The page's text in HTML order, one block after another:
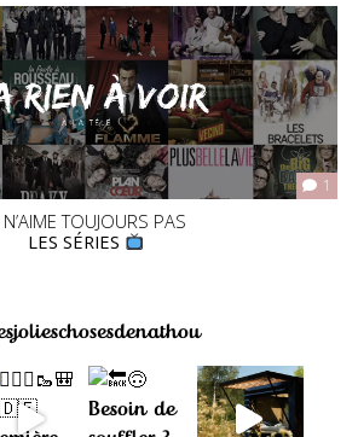
1
N’AIME TOUJOURS PAS
LES SÉRIES